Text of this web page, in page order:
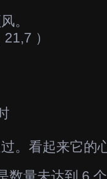
。
）
。看起来它的
量未达到 6